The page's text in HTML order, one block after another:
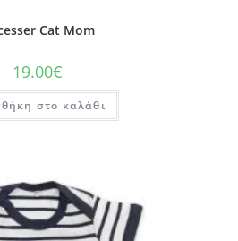
Cat Mom
19.00€
στο καλάθι